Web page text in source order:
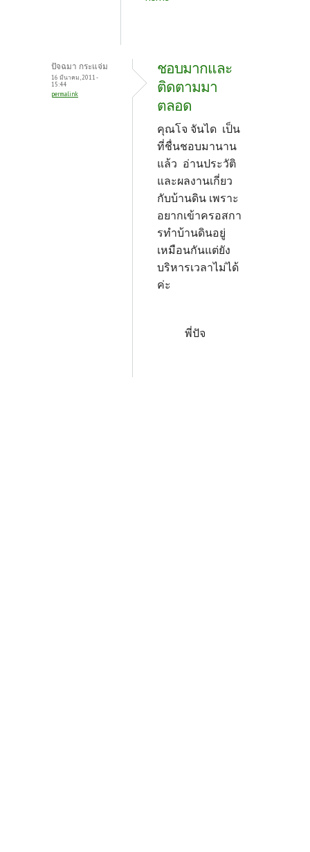
ปัจฉมา กระแจ่ม
16 มีนาคม, 2011 -
15:44
permalink
ชอบมากและ
ติดตามมา
ตลอด
คุณโจ จันได เป็น
ที่ชื่นชอบมานาน
แล้ว อ่านประวัติ
และผลงานเกี่ยว
กับบ้านดิน เพราะ
อยากเข้าครอสกา
รทำบ้านดินอยู่
เหมือนกันแต่ยัง
บริหารเวลาไม่ได้
ค่ะ
พี่ปัจ